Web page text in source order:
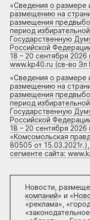
«Сведения о размере
размещению на
размещения
период
Государственную
Российской
18 – 20 сентября
www.kp40.ru (св-во
«Сведения о размере
размещению на
размещения
период
Государственную
Российской
18 – 20 сентября
«Комсомольская
80505 от
сегменте сайта:
Новости,
компаний» и «
«реклама»,